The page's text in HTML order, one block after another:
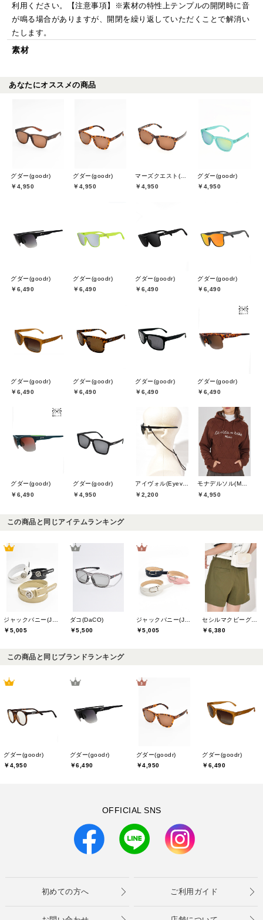
利用ください。【注意事項】※素材の特性上テンプルの開閉時に音
が鳴る場合がありますが、開閉を繰り返していただくことで解消い
たします。
素材
あなたにオススメの商品
グダー(goodr)
￥4,950
グダー(goodr)
￥4,950
￥4,950
グダー(goodr)
￥4,950
グダー(goodr)
￥6,490
グダー(goodr)
￥6,490
グダー(goodr)
￥6,490
グダー(goodr)
￥6,490
グダー(goodr)
￥6,490
グダー(goodr)
￥6,490
グダー(goodr)
￥6,490
グダー(goodr)
￥6,490
グダー(goodr)
￥6,490
グダー(goodr)
￥4,950
アイヴォル(Eyevol)
￥2,200
モナデルソル(MONA DELSOL)
￥4,950
この商品と同じアイテムランキング
ジャックバニー(Jack Bunny)
￥5,005
ダコ(DaCO)
￥5,500
ジャックバニー(Jack Bunny)
￥5,005
セシルマクビーグリーン(CECIL McBEE green)
￥6,380
この商品と同じブランドランキング
グダー(goodr)
￥4,950
グダー(goodr)
￥6,490
グダー(goodr)
￥4,950
グダー(goodr)
￥6,490
OFFICIAL SNS
初めての方へ ご利用ガイド